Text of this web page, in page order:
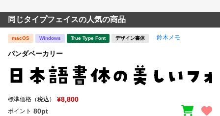
同じタイプフェイスの人気の商品
macOS Windows True Type Font デザイン書体 鈴木メモ
パンダベーカリー
標準価格（税込） ¥8,800
ポイント 80pt